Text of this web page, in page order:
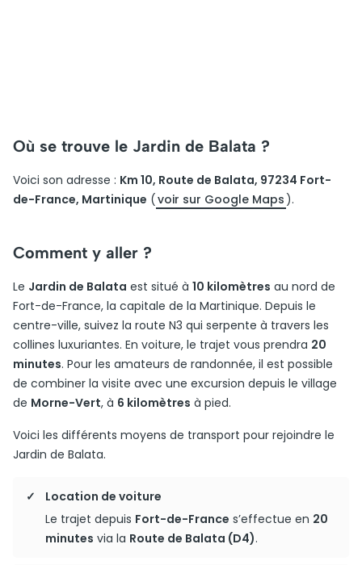
Où se trouve le Jardin de Balata ?
Voici son adresse : Km 10, Route de Balata, 97234 Fort-
de-France, Martinique (voir sur Google Maps ).
Comment y aller ?
Le Jardin de Balata est situé à 10 kilomètres au nord de
Fort-de-France, la capitale de la Martinique. Depuis le
centre-ville, suivez la route N3 qui serpente à travers les
collines luxuriantes. En voiture, le trajet vous prendra 20
minutes. Pour les amateurs de randonnée, il est possible
de combiner la visite avec une excursion depuis le village
de Morne-Vert, à 6 kilomètres à pied.
Voici les différents moyens de transport pour rejoindre le
Jardin de Balata.
Location de voiture
Le trajet depuis Fort-de-France s’effectue en 20
minutes via la Route de Balata (D4).